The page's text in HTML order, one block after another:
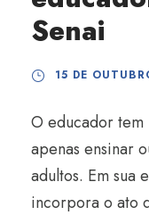
Senai
15 DE
O educador
apenas ensinar
adultos. Em sua
incorpora o ato